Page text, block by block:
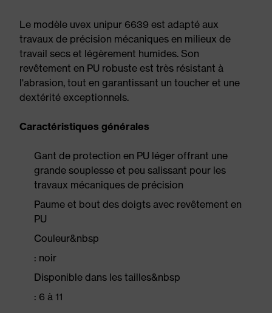
Le modèle uvex unipur 6639 est adapté aux
travaux de précision mécaniques en milieux de
travail secs et légèrement humides. Son
revêtement en PU robuste est très résistant à
l'abrasion, tout en garantissant un toucher et une
dextérité exceptionnels.
Caractéristiques générales
Gant de protection en PU léger offrant une
grande souplesse et peu salissant pour les
travaux mécaniques de précision
Paume et bout des doigts avec revêtement en
PU
Couleur&nbsp
: noir
Disponible dans les tailles&nbsp
: 6 à 11